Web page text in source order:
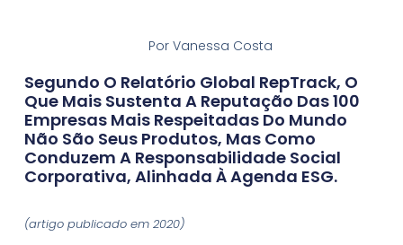
Por Vanessa Costa
Segundo O Relatório Global RepTrack, O
Que Mais Sustenta A Reputação Das 100
Empresas Mais Respeitadas Do Mundo
Não São Seus Produtos, Mas Como
Conduzem A Responsabilidade Social
Corporativa, Alinhada À Agenda ESG.
(artigo publicado em 2020)